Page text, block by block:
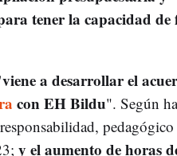
tener la capacidad
a desarrollar el
con EH Bildu". Según
y el aumento de horas